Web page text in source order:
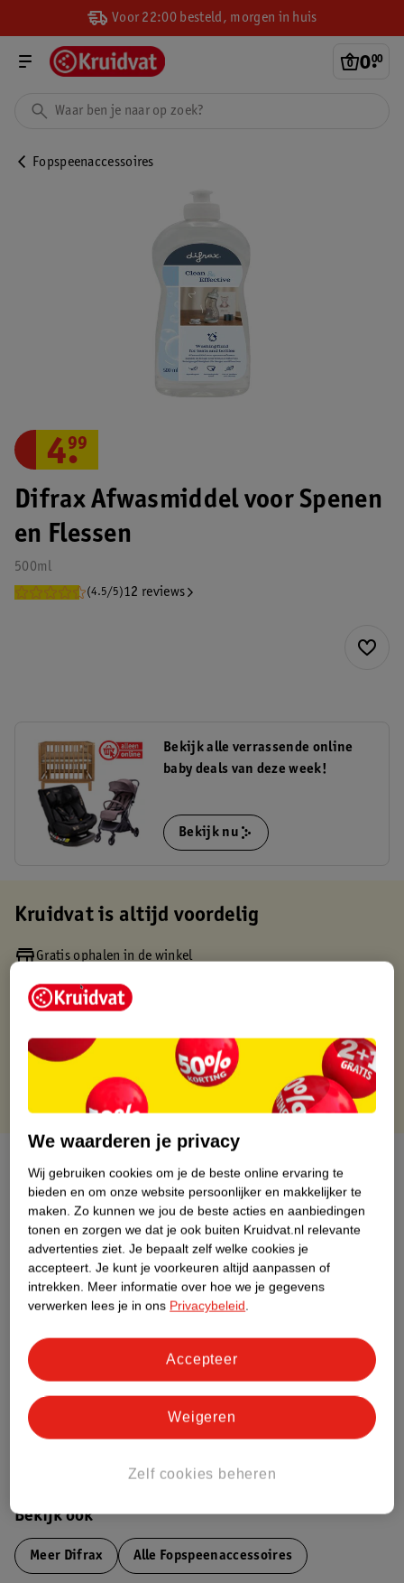
Voor 22:00 besteld, morgen in huis
0.
00
Fopspeenaccessoires
Difrax Afwasmiddel voor Spenen
en Flessen
500ml
(4.5/5)12 reviews
4.
99
Bekijk alle verrassende online
baby deals van deze week!
Bekijk nu
Kruidvat is altijd voordelig
Gratis ophalen in de winkel
Gratis thuisbezorgd vanaf 50.00
Gratis punten met je Kruidvat kaart
Over dit product
Productinformatie
Etiketinformatie
Nature Impact Score
Dit product heeft (nog) geen Nature
Impact Score.
Bekijk ook
Meer Difrax Alle Fopspeenaccessoires
We waarderen je privacy
Wij gebruiken cookies om je de beste online ervaring te
bieden en om onze website persoonlijker en makkelijker te
maken. Zo kunnen we jou de beste acties en aanbiedingen
tonen en zorgen we dat je ook buiten Kruidvat.nl relevante
advertenties ziet. Je bepaalt zelf welke cookies je
accepteert. Je kunt je voorkeuren altijd aanpassen of
intrekken. Meer informatie over hoe we je gegevens
verwerken lees je in ons Privacybeleid.
Zelf cookies beheren
Weigeren
Accepteer